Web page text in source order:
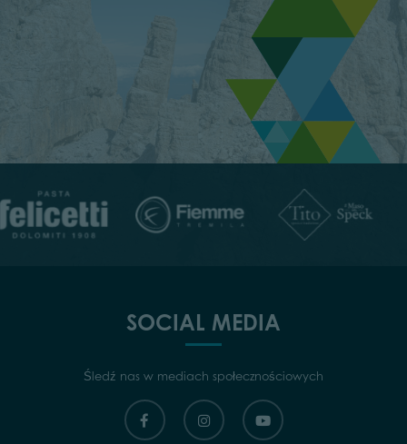
SOCIAL MEDIA
Śledź nas w mediach społecznościowych